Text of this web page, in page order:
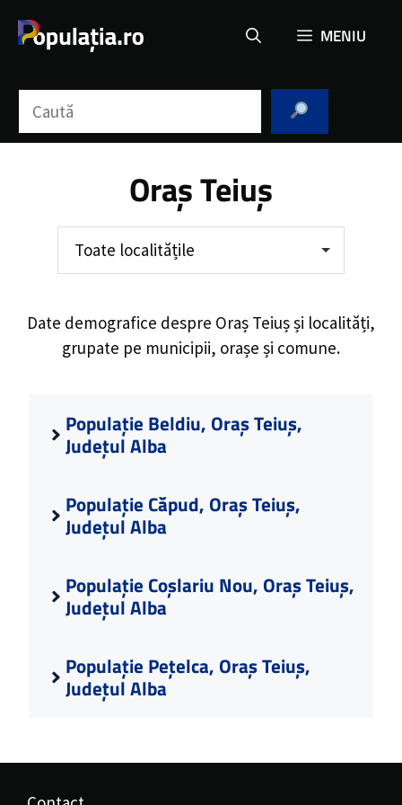
MENIU
Oraș Teiuș
Toate localitățile
Date demografice despre Oraș Teiușși localități,
grupate pe municipii, orașe și comune.
Populație Beldiu, Oraș Teiuș,
Județul Alba
Populație Căpud, Oraș Teiuș,
Județul Alba
Populație Coșlariu Nou, Oraș Teiuș,
Județul Alba
Populație Pețelca, Oraș Teiuș,
Județul Alba